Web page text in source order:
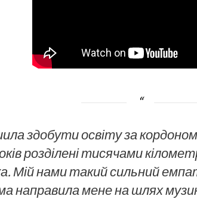
здобути освіту за
розділені тисячами
Мій нами такий сильний
направила мене на шлях